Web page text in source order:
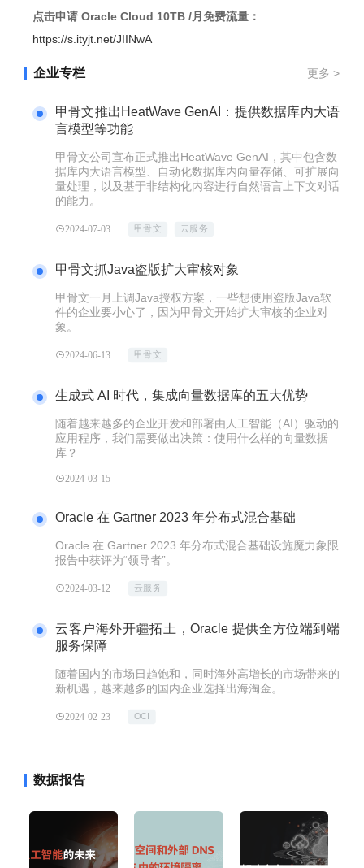
点击申请 Oracle Cloud 10TB /月免费流量：
https://s.ityjt.net/JIINwA
企业专栏 更多 >
甲骨文推出HeatWave GenAI：提供数据库内大语
言模型等功能
甲骨文公司宣布正式推出HeatWave GenAI，其中包含数
据库内大语言模型、自动化数据库内向量存储、可扩展向
量处理，以及基于非结构化内容进行自然语言上下文对话
的能力。
2024-07-03 甲骨文 云服务
甲骨文抓Java盗版扩大审核对象
甲骨文一月上调Java授权方案，一些想使用盗版Java软
件的企业要小心了，因为甲骨文开始扩大审核的企业对
象。
2024-06-13 甲骨文
生成式 AI 时代，集成向量数据库的五大优势
随着越来越多的企业开发和部署由人工智能（AI）驱动的
应用程序，我们需要做出决策：使用什么样的向量数据
库？
2024-03-15
Oracle 在 Gartner 2023 年分布式混合基础
Oracle 在 Gartner 2023 年分布式混合基础设施魔力象限
报告中获评为“领导者”。
2024-03-12 云服务
云客户海外开疆拓土，Oracle 提供全方位端到端
服务保障
随着国内的市场日趋饱和，同时海外高增长的市场带来的
新机遇，越来越多的国内企业选择出海淘金。
2024-02-23 OCI
数据报告